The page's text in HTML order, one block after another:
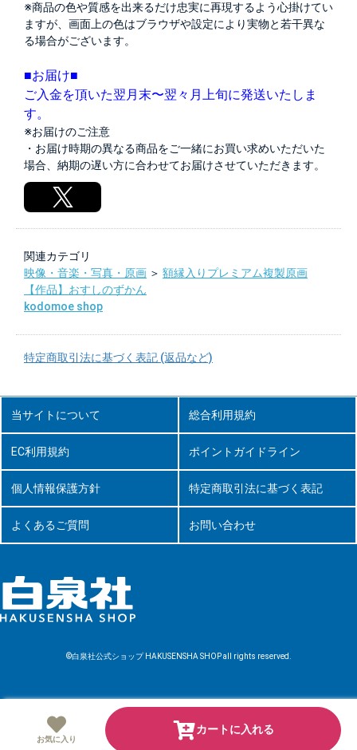
お気に入り
カートに入れる
※商品の色や質感を出来るだけ忠実に再現するよう心掛けてい
ますが、画面上の色はブラウザや設定により実物と若干異な
る場合がございます。
■お届け■
ご入金を頂いた翌月末〜翌々月上旬に発送いたしま
す。
※お届けのご注意
・お届け時期の異なる商品をご一緒にお買い求めいただいた
場合、納期の遅い方に合わせてお届けさせていただきます。
関連カテゴリ
映像・音楽・写真・原画 ＞ 額縁入りプレミアム複製原画
【作品】おすしのずかん
kodomoe shop
特定商取引法に基づく表記 (返品など)
当サイトについて 総合利用規約
EC利用規約 ポイントガイドライン
個人情報保護方針 特定商取引法に基づく表記
よくあるご質問 お問い合わせ
©白泉社公式ショップ HAKUSENSHA SHOP all rights reserved.